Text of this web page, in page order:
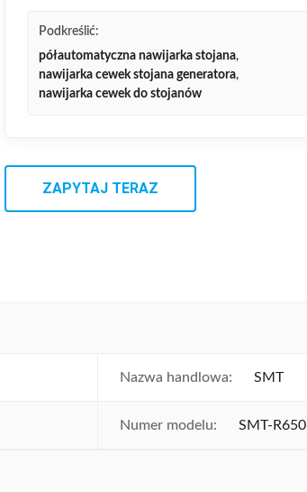
Podkreślić:
półautomatyczna nawijarka stojana,
nawijarka cewek stojana generatora,
nawijarka cewek do stojanów
ZAPYTAJ TERAZ
Nazwa handlowa: SMT
Numer modelu: SMT-R650